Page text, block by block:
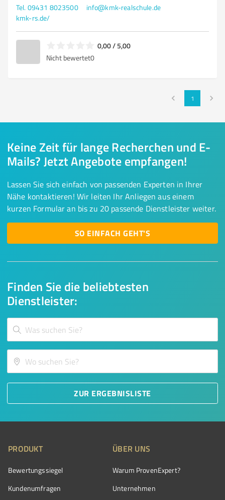
Tel. 09431 8023500
info@kmk-realschule.de
kmk-rs.de/
0,00 / 5,00
Nicht bewertet0
1
Finden Sie die beliebtesten
Dienstleister:
ZUR ERGEBNISLISTE
Keine Zeit für lange Recherchen und E-
Mails? Jetzt Angebote empfangen!
Lassen Sie sich einfach von passenden Experten in Ihrer
Nähe kontaktieren! Wir leiten Ihr Anliegen aus einem
kurzen Formular an bis zu 20 passende Dienstleister weiter.
SO EINFACH GEHT'S
PRODUKT
Bewertungssiegel
Kundenumfragen
ÜBER UNS
Warum ProvenExpert?
Unternehmen